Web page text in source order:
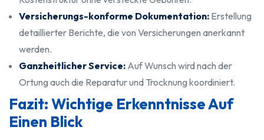
Versicherungs-konforme Dokumentation: Erstellung
detaillierter Berichte, die von Versicherungen anerkannt
werden.
Ganzheitlicher Service: Auf Wunsch wird nach der
Ortung auch die Reparatur und Trocknung koordiniert.
Fazit: Wichtige Erkenntnisse Auf
Einen Blick